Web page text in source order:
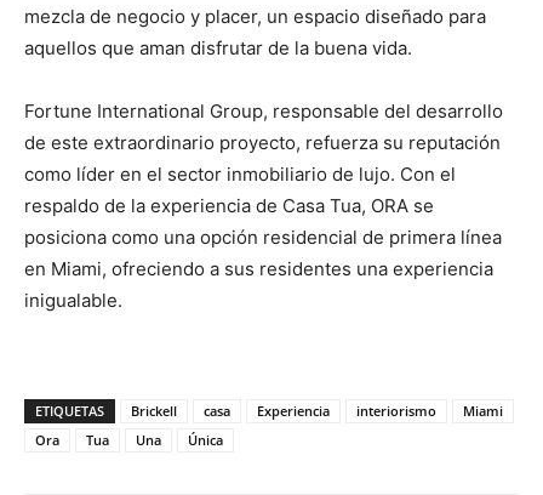
mezcla de negocio y placer, un espacio diseñado para
aquellos que aman disfrutar de la buena vida.
Fortune International Group, responsable del desarrollo
de este extraordinario proyecto, refuerza su reputación
como líder en el sector inmobiliario de lujo. Con el
respaldo de la experiencia de Casa Tua, ORA se
posiciona como una opción residencial de primera línea
en Miami, ofreciendo a sus residentes una experiencia
inigualable.
ETIQUETAS Brickell casa Experiencia interiorismo
Miami
Ora
Tua Una Única